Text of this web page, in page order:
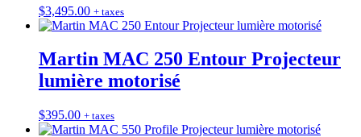
$3,495.00 + taxes
Martin MAC 250 Entour Projecteur
lumière motorisé
$395.00 + taxes